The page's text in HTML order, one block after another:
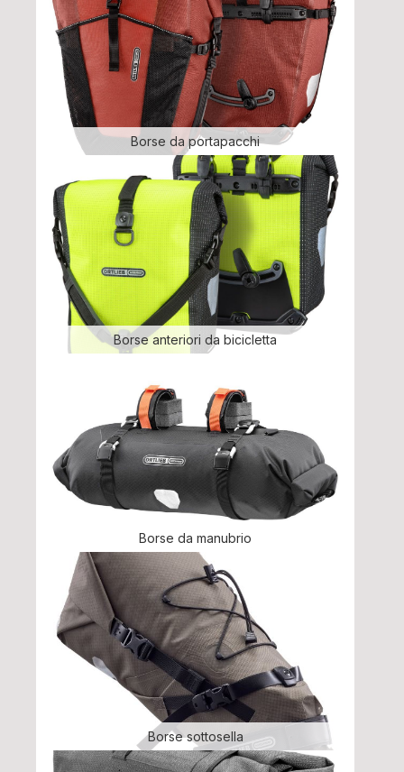
Borse da portapacchi
Borse anteriori da bicicletta
Borse da manubrio
Borse sottosella